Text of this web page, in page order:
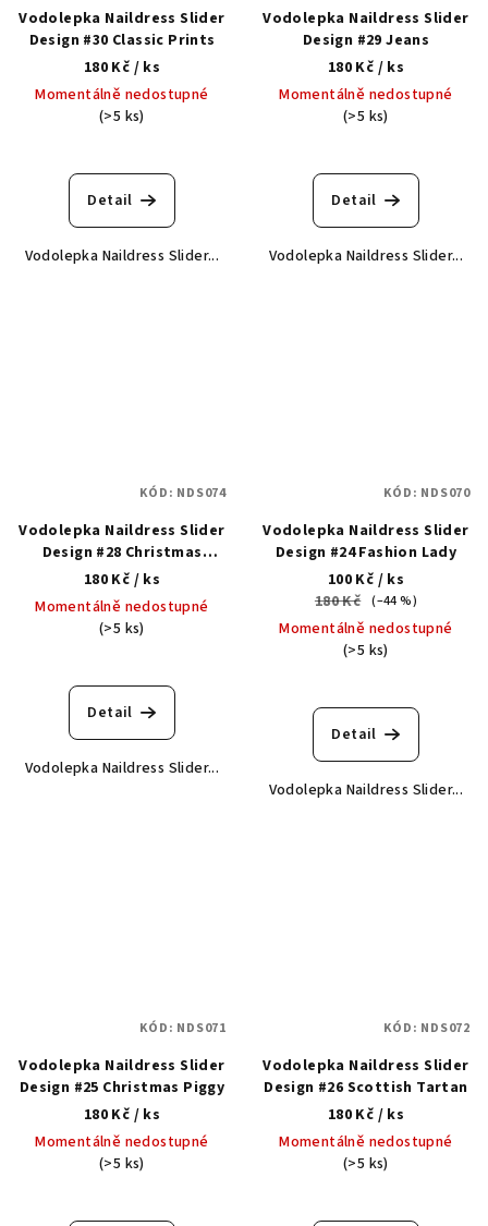
Vodolepka Naildress Slider
Design #30 Classic Prints
180 Kč / ks
Momentálně nedostupné
(>5 ks)
Detail
Vodolepka Naildress Slider...
Vodolepka Naildress Slider
Design #29 Jeans
180 Kč / ks
Momentálně nedostupné
(>5 ks)
Detail
Vodolepka Naildress Slider...
Vodolepka Naildress Slider
Design #28 Christmas
Sweater
180 Kč / ks
Momentálně nedostupné
(>5 ks)
Detail
Vodolepka Naildress Slider...
KÓD: NDS074
Vodolepka Naildress Slider
Design #24 Fashion Lady
100 Kč / ks
180 Kč (–44 %)
Momentálně nedostupné
(>5 ks)
Detail
Vodolepka Naildress Slider...
KÓD: NDS070
Vodolepka Naildress Slider
Design #25 Christmas Piggy
180 Kč / ks
Momentálně nedostupné
(>5 ks)
KÓD: NDS071
Vodolepka Naildress Slider
Design #26 Scottish Tartan
180 Kč / ks
Momentálně nedostupné
(>5 ks)
KÓD: NDS072